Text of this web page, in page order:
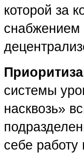
которой за
снабжением
системы
насквозь»
себе